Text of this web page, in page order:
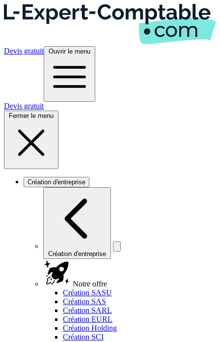
Devis gratuit Ouvrir le menu
Devis gratuit
Fermer le menu
Création d'entreprise
Création d'entreprise
Notre offre
Création SASU
Création SAS
Création SARL
Création EURL
Création Holding
Création SCI